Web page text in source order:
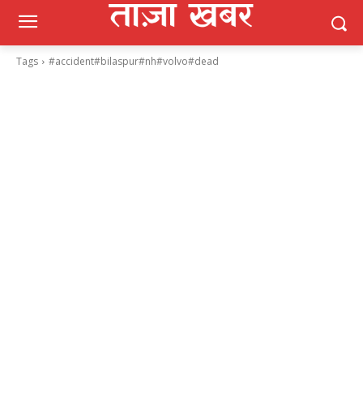
Tags #accident#bilaspur#nh#volvo#dead